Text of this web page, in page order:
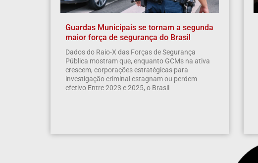
Guardas Municipais se tornam a segunda
maior força de segurança do Brasil
Dados do Raio-X das Forças de Segurança
Pública mostram que, enquanto GCMs na ativa
crescem, corporações estratégicas para
investigação criminal estagnam ou perdem
efetivo Entre 2023 e 2025, o Brasil